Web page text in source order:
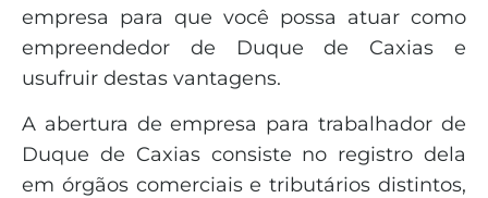
empresa para que você possa atuar como
empreendedor de Duque de Caxias e
usufruir destas vantagens.
A abertura de empresa para trabalhador de
Duque de Caxias consiste no registro dela
em órgãos comerciais e tributários distintos,